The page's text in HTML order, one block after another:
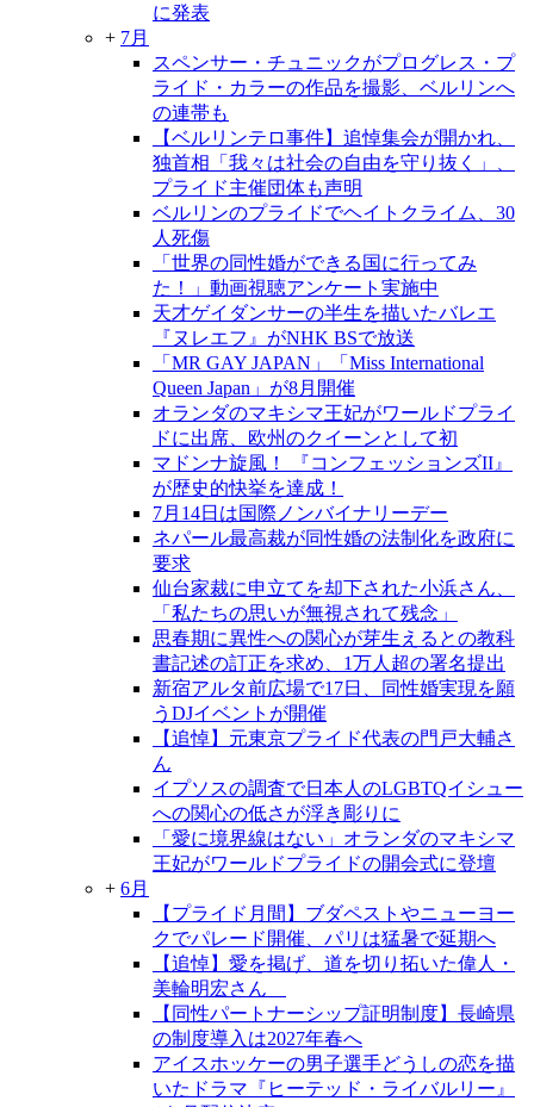
に発表
+ 7月
スペンサー・チュニックがプログレス・プ
ライド・カラーの作品を撮影、ベルリンへ
の連帯も
【ベルリンテロ事件】追悼集会が開かれ、
独首相「我々は社会の自由を守り抜く」、
プライド主催団体も声明
ベルリンのプライドでヘイトクライム、30
人死傷
「世界の同性婚ができる国に行ってみ
た！」動画視聴アンケート実施中
天才ゲイダンサーの半生を描いたバレエ
『ヌレエフ』がNHK BSで放送
「MR GAY JAPAN」「Miss International
Queen Japan」が8月開催
オランダのマキシマ王妃がワールドプライ
ドに出席、欧州のクイーンとして初
マドンナ旋風！ 『コンフェッションズII』
が歴史的快挙を達成！
7月14日は国際ノンバイナリーデー
ネパール最高裁が同性婚の法制化を政府に
要求
仙台家裁に申立てを却下された小浜さん、
「私たちの思いが無視されて残念」
思春期に異性への関心が芽生えるとの教科
書記述の訂正を求め、1万人超の署名提出
新宿アルタ前広場で17日、同性婚実現を願
うDJイベントが開催
【追悼】元東京プライド代表の門戸大輔さ
ん
イプソスの調査で日本人のLGBTQイシュー
への関心の低さが浮き彫りに
「愛に境界線はない」オランダのマキシマ
王妃がワールドプライドの開会式に登壇
+ 6月
【プライド月間】ブダペストやニューヨー
クでパレード開催、パリは猛暑で延期へ
【追悼】愛を掲げ、道を切り拓いた偉人・
美輪明宏さん
【同性パートナーシップ証明制度】長崎県
の制度導入は2027年春へ
アイスホッケーの男子選手どうしの恋を描
いたドラマ『ヒーテッド・ライバルリー』